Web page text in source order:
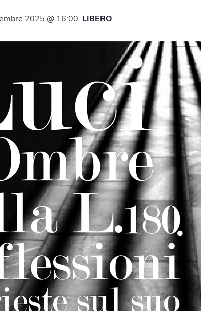
2025 @ 16:00 LIBERO